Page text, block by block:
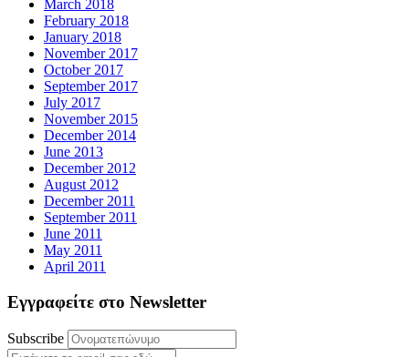
March 2018
February 2018
January 2018
November 2017
October 2017
September 2017
July 2017
November 2015
December 2014
June 2013
December 2012
August 2012
December 2011
September 2011
June 2011
May 2011
April 2011
Εγγραφείτε στο Newsletter
Subscribe